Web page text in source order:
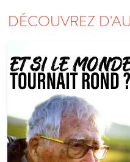
DÉCOUVREZ